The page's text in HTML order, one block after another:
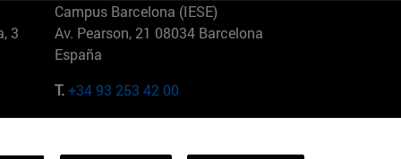
3
Campus Barcelona (IESE)
Av. Pearson, 21 08034 Barcelona
España
T.+34 93 253 42 00